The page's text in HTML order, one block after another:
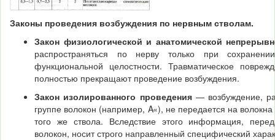
Законы проведения возбуждения по нервным стволам.
Закон физиологической и анатомической
распространяться по нерву только при
функциональной целостности. Травматическое
полностью прекращают проведение возбуждения.
Закон изолированного проведения — возбуждение,
группе волокон (например, A«), не передается на
того же ствола. Вследствие этого информация,
волокон, носит строго на­правленный специфический